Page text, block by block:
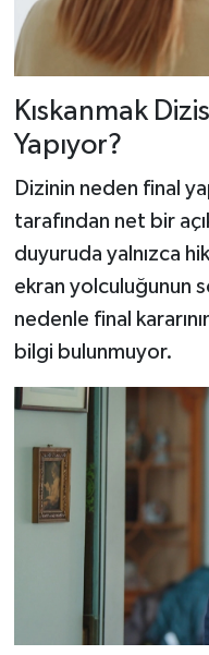
Kıskanmak
Yapıyor?
Dizinin neden final
tarafından net bir
duyuruda yalnızca
ekran yolculuğunun
nedenle final
bilgi bulunmuyor.